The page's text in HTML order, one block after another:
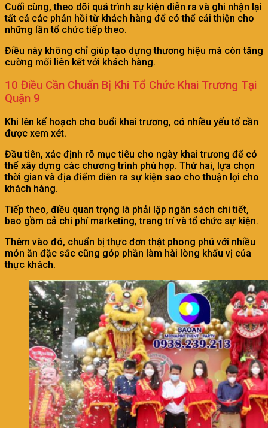
Cuối cùng, theo dõi quá trình sự kiện diễn ra và ghi nhận lại
tất cả các phản hồi từ khách hàng để có thể cải thiện cho
những lần tổ chức tiếp theo.
Điều này không chỉ giúp tạo dựng thương hiệu mà còn tăng
cường mối liên kết với khách hàng.
10 Điều Cần Chuẩn Bị Khi Tổ Chức Khai Trương Tại
Quận 9
Khi lên kế hoạch cho buổi khai trương, có nhiều yếu tố cần
được xem xét.
Đầu tiên, xác định rõ mục tiêu cho ngày khai trương để có
thể xây dựng các chương trình phù hợp. Thứ hai, lựa chọn
thời gian và địa điểm diễn ra sự kiện sao cho thuận lợi cho
khách hàng.
Tiếp theo, điều quan trọng là phải lập ngân sách chi tiết,
bao gồm cả chi phí marketing, trang trí và tổ chức sự kiện.
Thêm vào đó, chuẩn bị thực đơn thật phong phú với nhiều
món ăn đặc sắc cũng góp phần làm hài lòng khẩu vị của
thực khách.